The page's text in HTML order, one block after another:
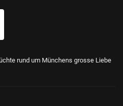
rund um Münchens grosse Liebe